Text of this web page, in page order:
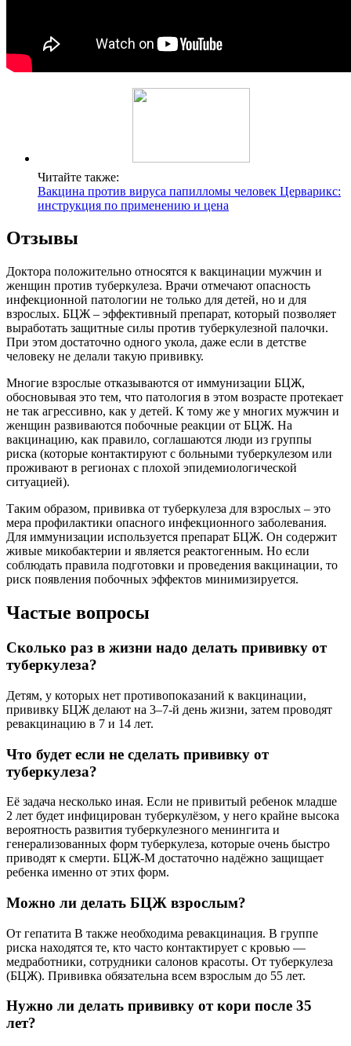
Читайте также:
Вакцина против вируса папилломы человек Церварикс:
инструкция по применению и цена
Отзывы
Доктора положительно относятся к вакцинации мужчин и
женщин против туберкулеза. Врачи отмечают опасность
инфекционной патологии не только для детей, но и для
взрослых. БЦЖ – эффективный препарат, который позволяет
выработать защитные силы против туберкулезной палочки.
При этом достаточно одного укола, даже если в детстве
человеку не делали такую прививку.
Многие взрослые отказываются от иммунизации БЦЖ,
обосновывая это тем, что патология в этом возрасте протекает
не так агрессивно, как у детей. К тому же у многих мужчин и
женщин развиваются побочные реакции от БЦЖ. На
вакцинацию, как правило, соглашаются люди из группы
риска (которые контактируют с больными туберкулезом или
проживают в регионах с плохой эпидемиологической
ситуацией).
Таким образом, прививка от туберкулеза для взрослых – это
мера профилактики опасного инфекционного заболевания.
Для иммунизации используется препарат БЦЖ. Он содержит
живые микобактерии и является реактогенным. Но если
соблюдать правила подготовки и проведения вакцинации, то
риск появления побочных эффектов минимизируется.
Частые вопросы
Сколько раз в жизни надо делать прививку от
туберкулеза?
Детям, у которых нет противопоказаний к вакцинации,
прививку БЦЖ делают на 3–7-й день жизни, затем проводят
ревакцинацию в 7 и 14 лет.
Что будет если не сделать прививку от
туберкулеза?
Её задача несколько иная. Если не привитый ребенок младше
2 лет будет инфицирован туберкулёзом, у него крайне высока
вероятность развития туберкулезного менингита и
генерализованных форм туберкулеза, которые очень быстро
приводят к смерти. БЦЖ-М достаточно надёжно защищает
ребенка именно от этих форм.
Можно ли делать БЦЖ взрослым?
От гепатита В также необходима ревакцинация. В группе
риска находятся те, кто часто контактирует с кровью —
медработники, сотрудники салонов красоты. От туберкулеза
(БЦЖ). Прививка обязательна всем взрослым до 55 лет.
Нужно ли делать прививку от кори после 35
лет?